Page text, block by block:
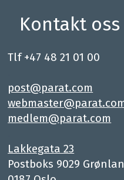
Kontakt oss
Tlf +47 48 21 01 00
post@parat.com
medlem@parat.com
Lakkegata 23
Postboks 9029